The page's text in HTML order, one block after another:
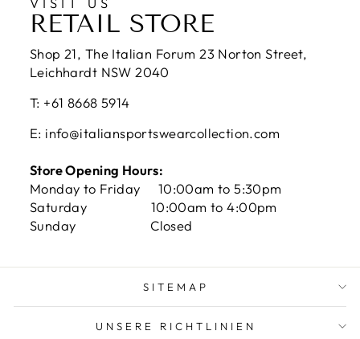
RETAIL STORE
Shop 21, The Italian Forum 23 Norton Street,
Leichhardt NSW 2040
T: +61 8668 5914
E: info@italiansportswearcollection.com
Store Opening Hours:
Monday to Friday 10:00am to 5:30pm
Saturday 10:00am to 4:00pm
Sunday Closed
SITEMAP
UNSERE RICHTLINIEN